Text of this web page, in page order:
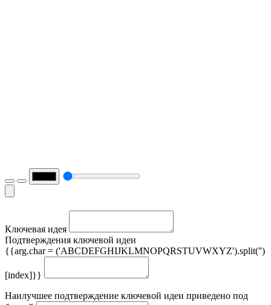
Ключевая идея
Подтверждения ключевой идеи
{{arg.char = ('ABCDEFGHIJKLMNOPQRSTUVWXYZ').split('')
[index]}}
Наилучшее подтверждение ключевой идеи приведено под